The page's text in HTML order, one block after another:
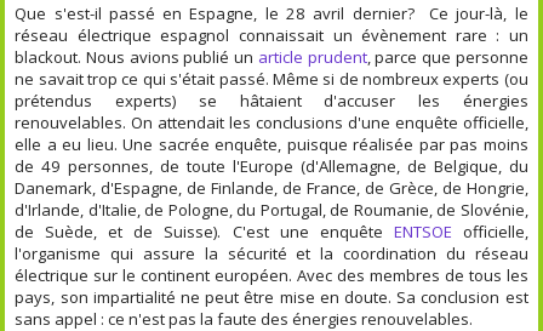
Que s'est-il passé en Espagne, le 28 avril dernier? Ce jour-là, le
réseau électrique espagnol connaissait un évènement rare : un
blackout. Nous avions publié un article prudent, parce que personne
ne savait trop ce qui s'était passé. Même si de nombreux experts (ou
prétendus experts) se hâtaient d'accuser les énergies
renouvelables. On attendait les conclusions d'une enquête officielle,
elle a eu lieu. Une sacrée enquête, puisque réalisée par pas moins
de 49 personnes, de toute l'Europe (d'Allemagne, de Belgique, du
Danemark, d'Espagne, de Finlande, de France, de Grèce, de Hongrie,
d'Irlande, d'Italie, de Pologne, du Portugal, de Roumanie, de Slovénie,
de Suède, et de Suisse). C'est une enquête ENTSOE officielle,
l'organisme qui assure la sécurité et la coordination du réseau
électrique sur le continent européen. Avec des membres de tous les
pays, son impartialité ne peut être mise en doute. Sa conclusion est
sans appel : ce n'est pas la faute des énergies renouvelables.